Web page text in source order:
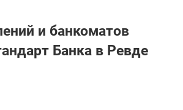
и банкоматов
Банка в Ревде